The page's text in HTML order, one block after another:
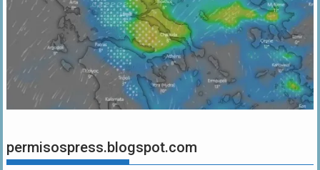
permisospress.blogspot.com